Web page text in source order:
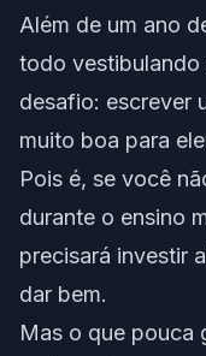
Além de um ano
todo vestibulando
desafio: escrever
muito boa para
Pois é, se você
durante o ensino
precisará investir
dar bem.
Mas o que pouca